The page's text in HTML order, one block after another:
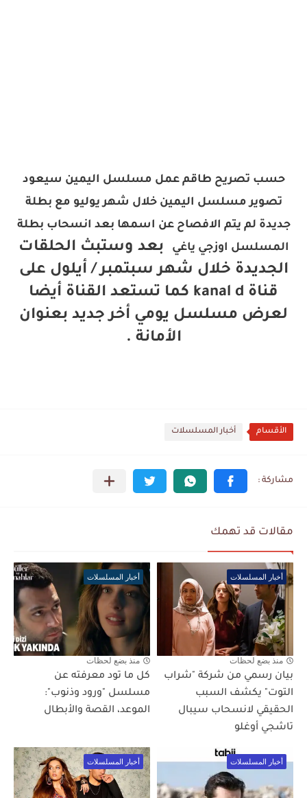
حسب تصريح طاقم عمل مسلسل اليمين سيعود
تصوير مسلسل اليمين خلال شهر يوليو مع بطلة
جديدة لم يتم الافصاح عن اسمها بعد انسحاب بطلة
المسلسل اوزجي ياغي
بعد وستبث الحلقات
الجديدة خلال شهر سبتمبر / أيلول على
قناة kanal d كما تستعد القناة أيضا
لعرض مسلسل يومي أخر جديد بعنوان
الأمانة .
الأقسام أخبار المسلسلات
مقالات قد تهمك
أخبار المسلسلات
منذ بضع لحظات
بيان رسمي من شركة "شراب
التوت" يكشف السبب
الحقيقي لانسحاب سيبال
تاشجي أوغلو
أخبار المسلسلات
منذ بضع لحظات
كل ما تود معرفته عن
مسلسل "ورود وذنوب":
الموعد، القصة والأبطال
أخبار المسلسلات أخبار المسلسلات